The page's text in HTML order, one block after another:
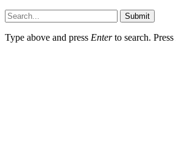
Submit
Type above and press Enterto search. Press